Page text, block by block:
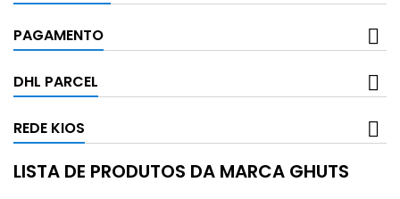
PAGAMENTO
DHL PARCEL
REDE KIOS
LISTA DE PRODUTOS DA MARCA GHUTS